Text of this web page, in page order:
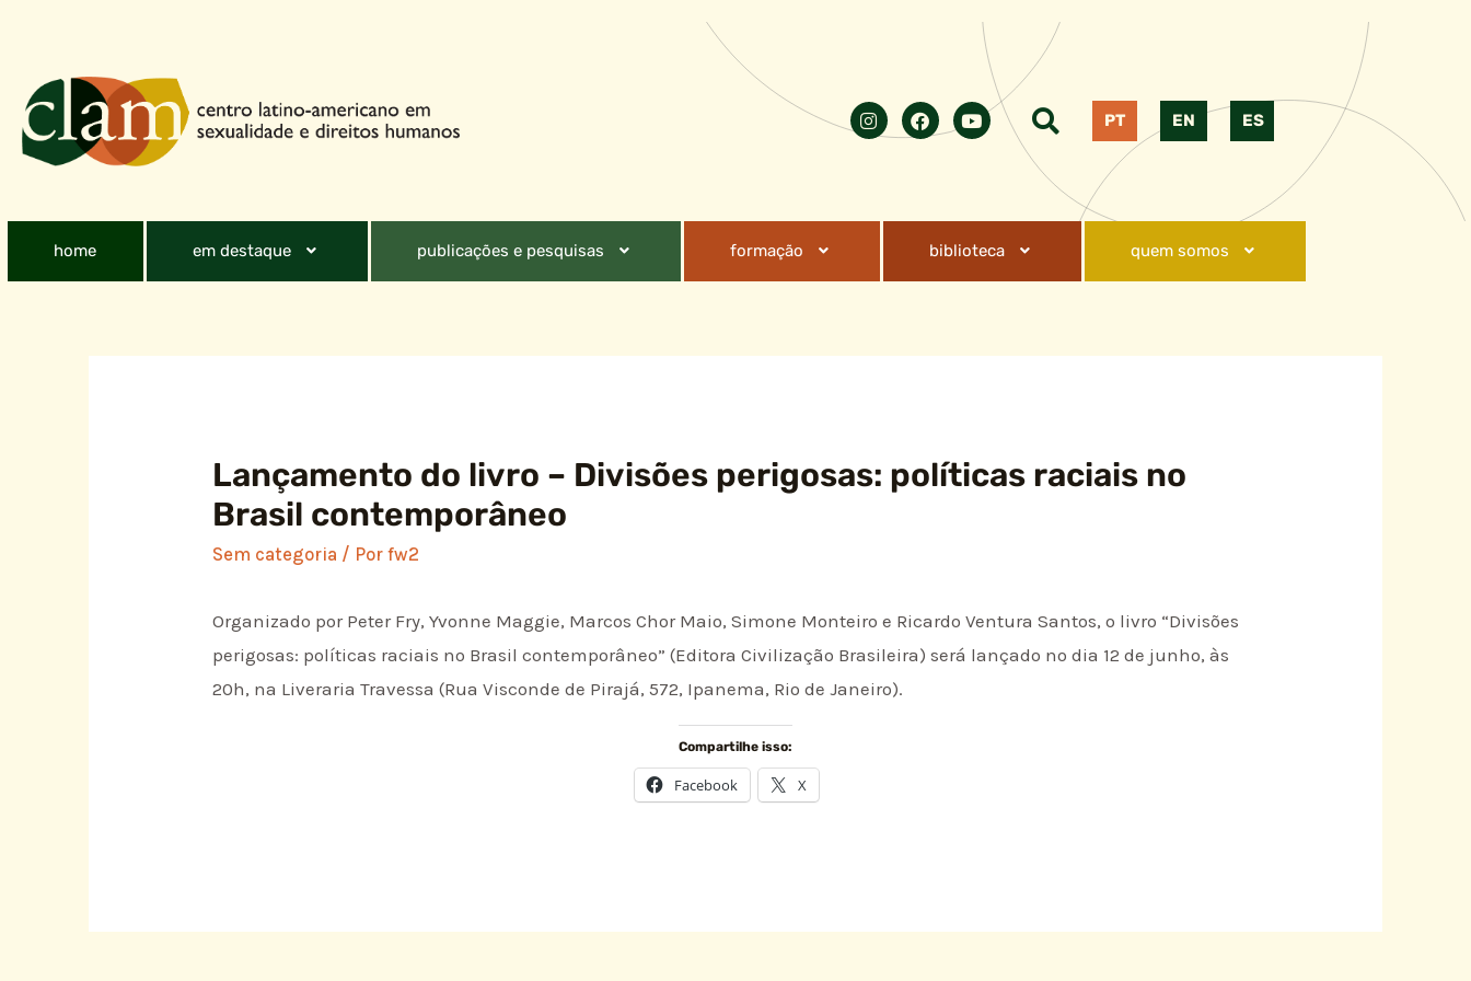
PT EN ES
home em destaque publicações e pesquisas formação biblioteca quem somos
Lançamento do livro – Divisões perigosas: políticas raciais no
Brasil contemporâneo
Sem categoria / Porfw2
Organizado por Peter Fry, Yvonne Maggie, Marcos Chor Maio, Simone Monteiro e Ricardo Ventura Santos, o livro “Divisões
perigosas: políticas raciais no Brasil contemporâneo” (Editora Civilização Brasileira) será lançado no dia 12 de junho, às
20h, na Liveraria Travessa (Rua Visconde de Pirajá, 572, Ipanema, Rio de Janeiro).
Compartilhe isso:
Facebook X